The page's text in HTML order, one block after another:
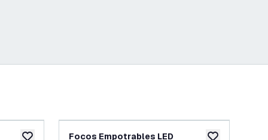
Focos Empotrables LED